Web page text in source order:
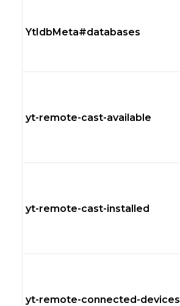
YtIdbMeta#databases
yt-remote-cast-available
yt-remote-cast-installed
yt-remote-connected-devices